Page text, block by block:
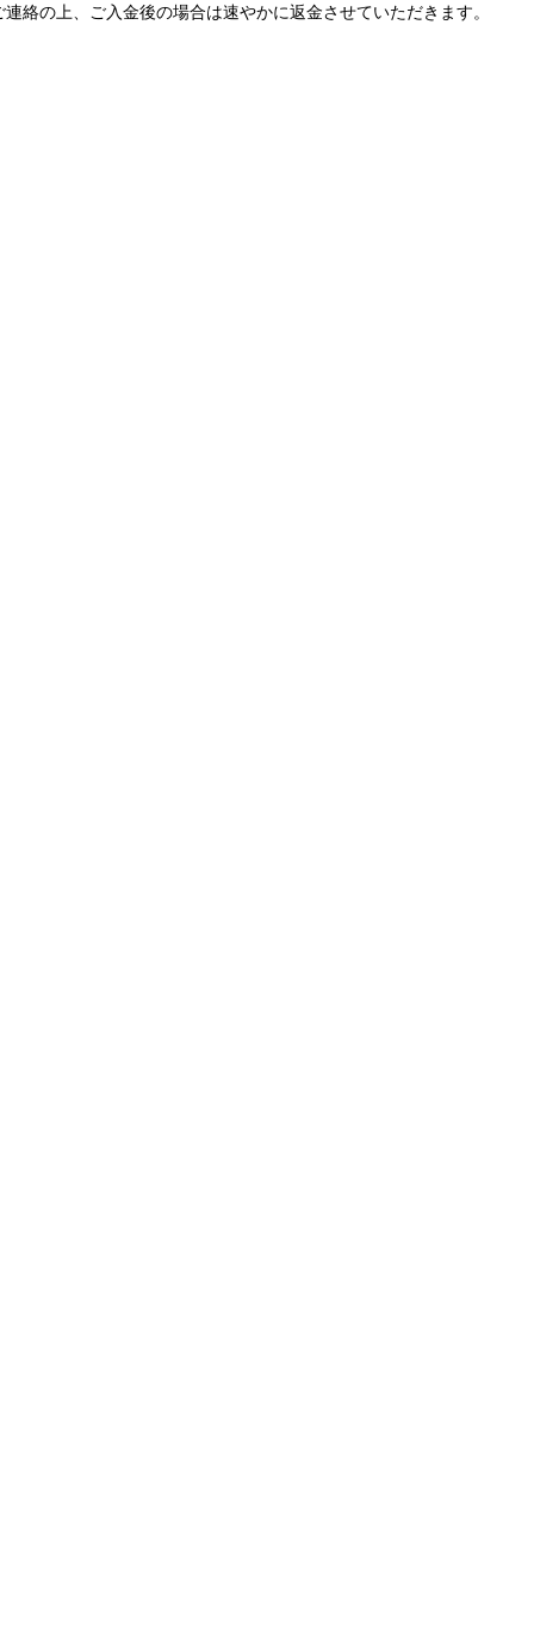
絡の上、ご入金後の場合は速やかに返金させていただきます。